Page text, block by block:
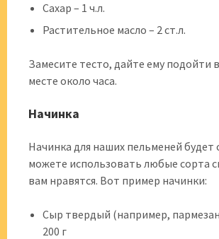
Сахар – 1 ч.л.
Растительное масло – 2 ст.л.
Замесите тесто, дайте ему подойти
месте около часа.
Начинка
Начинка для наших пельменей
можете использовать любые сорта
вам нравятся. Вот пример начинки:
Сыр твердый (например,
200 г